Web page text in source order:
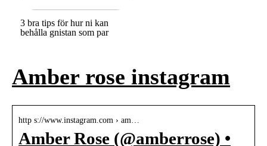
3 bra tips för hur ni kan
behålla gnistan som par
Amber rose instagram
http s://www.instagram.com › am…
Amber Rose (@amberrose) •